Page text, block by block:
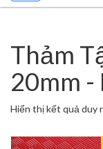
Thảm
20mm -
Hiển thị kết quả duy